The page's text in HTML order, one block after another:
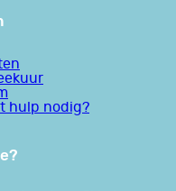
hulp nodig?